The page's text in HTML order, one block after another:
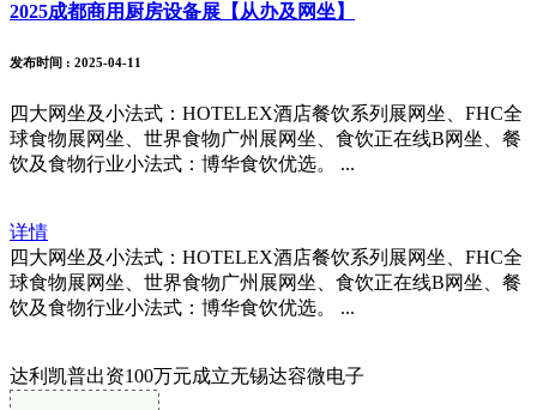
2025成都商用厨房设备展【从办及网坐】
发布时间 : 2025-04-11
四大网坐及小法式：HOTELEX酒店餐饮系列展网坐、FHC全
球食物展网坐、世界食物广州展网坐、食饮正在线B网坐、餐
饮及食物行业小法式：博华食饮优选。 ...
详情
四大网坐及小法式：HOTELEX酒店餐饮系列展网坐、FHC全
球食物展网坐、世界食物广州展网坐、食饮正在线B网坐、餐
饮及食物行业小法式：博华食饮优选。 ...
达利凯普出资100万元成立无锡达容微电子